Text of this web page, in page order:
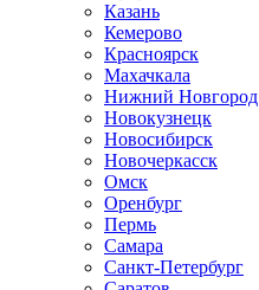
Казань
Кемерово
Красноярск
Махачкала
Нижний Новгород
Новокузнецк
Новосибирск
Новочеркаcск
Омск
Оренбург
Пермь
Самара
Санкт-Петербург